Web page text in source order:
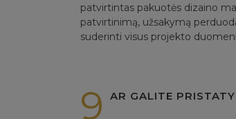
patvirtintas pakuotės dizaino
patvirtinimą, užsakymą
suderinti visus projekto
9 AR GALITE